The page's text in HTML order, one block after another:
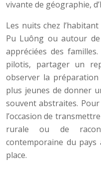
vivante de géographie,
Les nuits chez
Pu Luông ou autour
appréciées des
pilotis, partager un
observer la
plus jeunes de donner
souvent abstraites.
l’occasion de
rurale ou de
contemporaine du
place.